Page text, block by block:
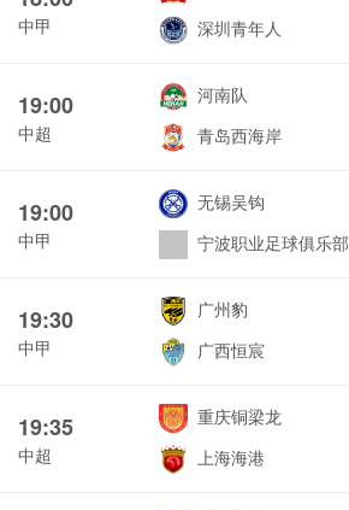
中甲
深圳青年人
19:00
中超
河南队
青岛西海岸
19:00
中甲
无锡吴钩
宁波职业足球俱乐部
19:30
中甲
广州豹
广西恒宸
19:35
中超
重庆铜梁龙
上海海港